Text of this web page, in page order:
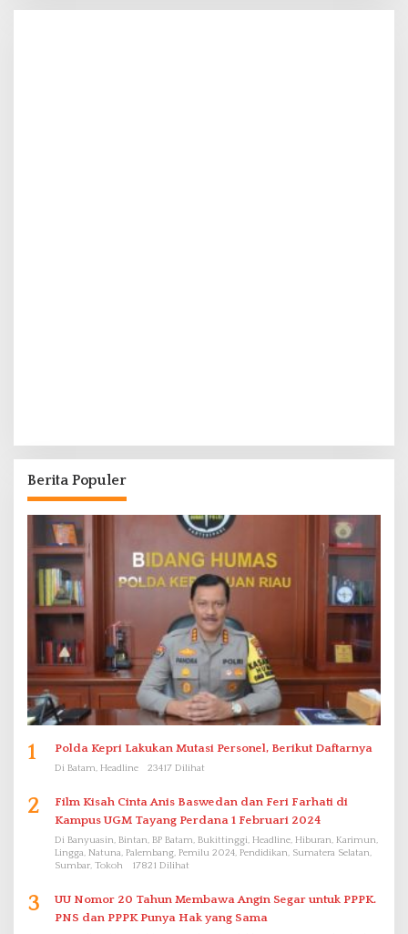
Berita Populer
1 Polda Kepri Lakukan Mutasi Personel, Berikut Daftarnya
Di Batam, Headline 23417 Dilihat
2
Film Kisah Cinta Anis Baswedan dan Feri Farhati di
Kampus UGM Tayang Perdana 1 Februari 2024
Di Banyuasin, Bintan, BP Batam, Bukittinggi, Headline, Hiburan, Karimun,
Lingga, Natuna, Palembang, Pemilu 2024, Pendidikan, Sumatera Selatan,
Sumbar, Tokoh
17821 Dilihat
3
UU Nomor 20 Tahun Membawa Angin Segar untuk PPPK.
PNS dan PPPK Punya Hak yang Sama